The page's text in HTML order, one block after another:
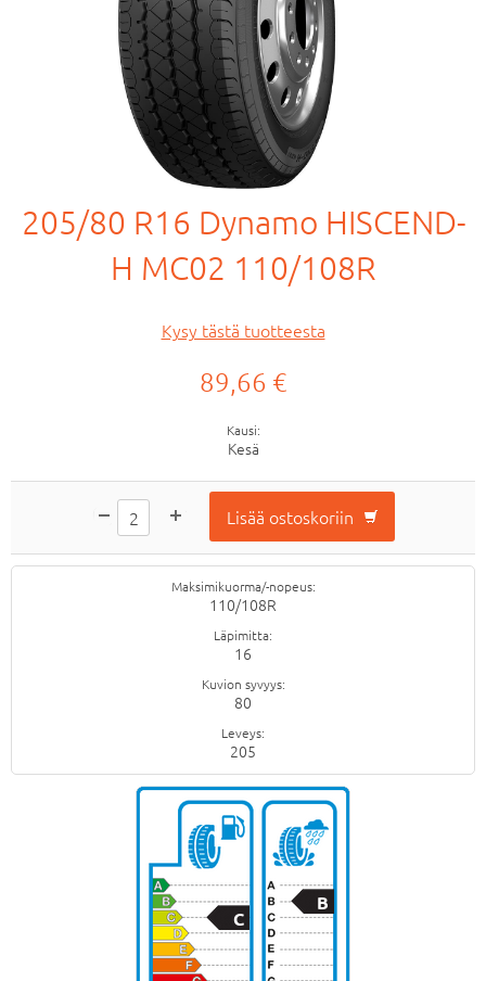
205/80 R16 Dynamo HISCEND-
H MC02 110/108R
Kysy tästä tuotteesta
89,66 €
Kausi
Kesä
Maksimikuorma/-nopeus
110/108R
Läpimitta
16
Kuvion syvyys
80
Leveys
205
C
B